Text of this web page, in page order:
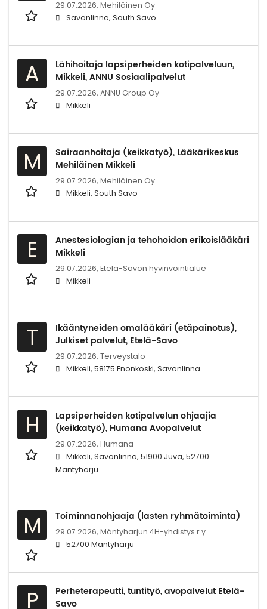
29.07.2026, Mehiläinen Oy
Savonlinna, South Savo
A
Lähihoitaja lapsiperheiden kotipalveluun,
Mikkeli, ANNU Sosiaalipalvelut
29.07.2026, ANNU Group Oy
Mikkeli
M
Sairaanhoitaja (keikkatyö), Lääkärikeskus
Mehiläinen Mikkeli
29.07.2026, Mehiläinen Oy
Mikkeli, South Savo
E
Anestesiologian ja tehohoidon erikoislääkäri
Mikkeli
29.07.2026, Etelä-Savon hyvinvointialue
Mikkeli
T
Ikääntyneiden omalääkäri (etäpainotus),
Julkiset palvelut, Etelä-Savo
29.07.2026, Terveystalo
Mikkeli, 58175 Enonkoski, Savonlinna
H
Lapsiperheiden kotipalvelun ohjaajia
(keikkatyö), Humana Avopalvelut
29.07.2026, Humana
Mikkeli, Savonlinna, 51900 Juva, 52700
Mäntyharju
M Toiminnanohjaaja (lasten ryhmätoiminta)
29.07.2026, Mäntyharjun 4H-yhdistys r.y.
52700 Mäntyharju
P
Perheterapeutti, tuntityö, avopalvelut Etelä-
Savo